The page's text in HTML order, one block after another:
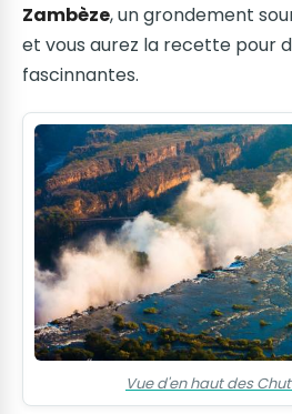
Zambèze, un grondement
et vous aurez la recette pour
fascinnantes.
Vue d'en haut des